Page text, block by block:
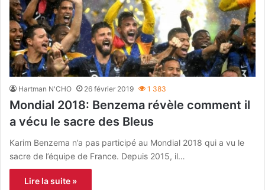
Hartman N'CHO 26 février 2019 1 383
Mondial 2018: Benzema révèle comment il
a vécu le sacre des Bleus
Karim Benzema n’a pas participé au Mondial 2018 qui a vu le
sacre de l’équipe de France. Depuis 2015, il…
Lire la suite »